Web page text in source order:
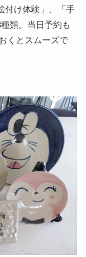
付け体験」、「手
類。当日予約も
くとスムーズで